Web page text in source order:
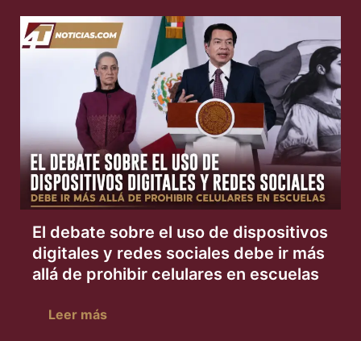
El debate sobre el uso de dispositivos
digitales y redes sociales debe ir más
allá de prohibir celulares en escuelas
Leer más